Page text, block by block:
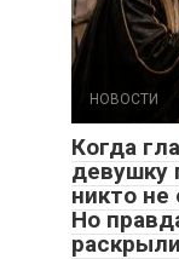
НОВОСТИ
Когда
девушку
никто не
Но